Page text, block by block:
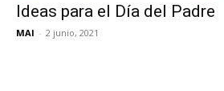
Ideas para el Día del Padre
MAI - 2 junio, 2021